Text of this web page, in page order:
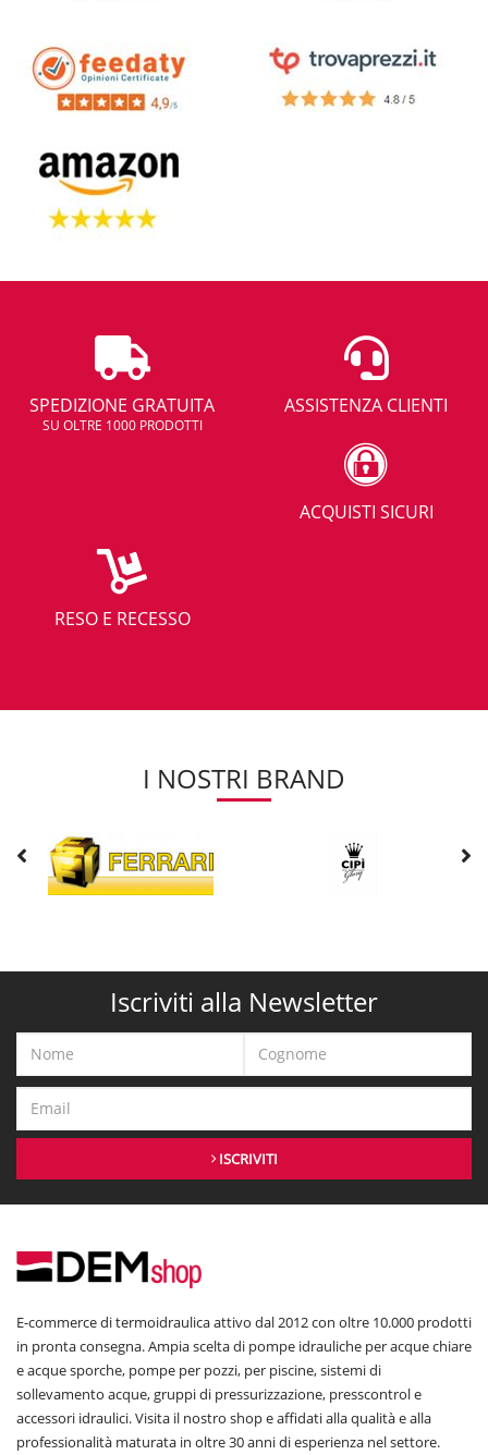
SPEDIZIONE GRATUITA
SU OLTRE 1000 PRODOTTI
ASSISTENZA CLIENTI
ACQUISTI SICURI
RESO E RECESSO
I NOSTRI BRAND
Iscriviti alla Newsletter
ISCRIVITI
E-commerce di termoidraulica attivo dal 2012 con oltre 10.000 prodotti
in pronta consegna. Ampia scelta di pompe idrauliche per acque chiare
e acque sporche, pompe per pozzi, per piscine, sistemi di
sollevamento acque, gruppi di pressurizzazione, presscontrol e
accessori idraulici. Visita il nostro shop e affidati alla qualità e alla
professionalità maturata in oltre 30 anni di esperienza nel settore.